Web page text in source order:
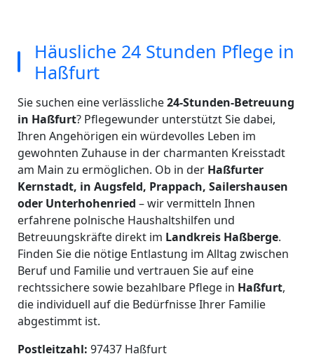
Häusliche 24 Stunden Pflege in
Haßfurt
Sie suchen eine verlässliche24-Stunden-Betreuung
in Haßfurt? Pflegewunder unterstützt Sie dabei,
Ihren Angehörigen ein würdevolles Leben im
gewohnten Zuhause in der charmanten Kreisstadt
am Main zu ermöglichen. Ob in der Haßfurter
Kernstadt, in Augsfeld, Prappach, Sailershausen
oder Unterhohenried – wir vermitteln Ihnen
erfahrene polnische Haushaltshilfen und
Betreuungskräfte direkt im Landkreis Haßberge.
Finden Sie die nötige Entlastung im Alltag zwischen
Beruf und Familie und vertrauen Sie auf eine
rechtssichere sowie bezahlbare Pflege in Haßfurt,
die individuell auf die Bedürfnisse Ihrer Familie
abgestimmt ist.
Postleitzahl: 97437 Haßfurt